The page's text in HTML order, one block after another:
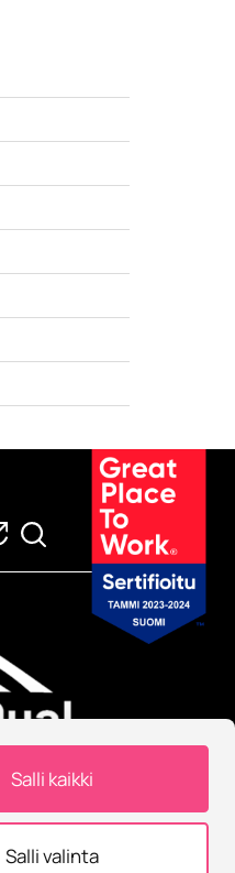
Salli kaikki
Salli valinta